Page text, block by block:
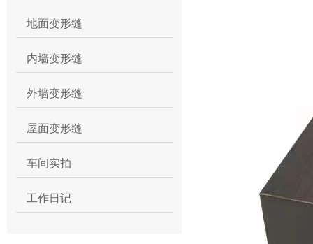
地面变形缝
内墙变形缝
外墙变形缝
屋面变形缝
车间实拍
工作日记